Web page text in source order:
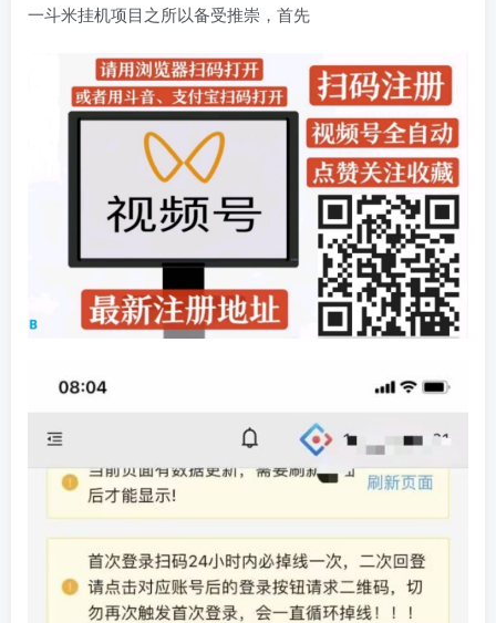
一斗米挂机项目之所以备受推崇，首先